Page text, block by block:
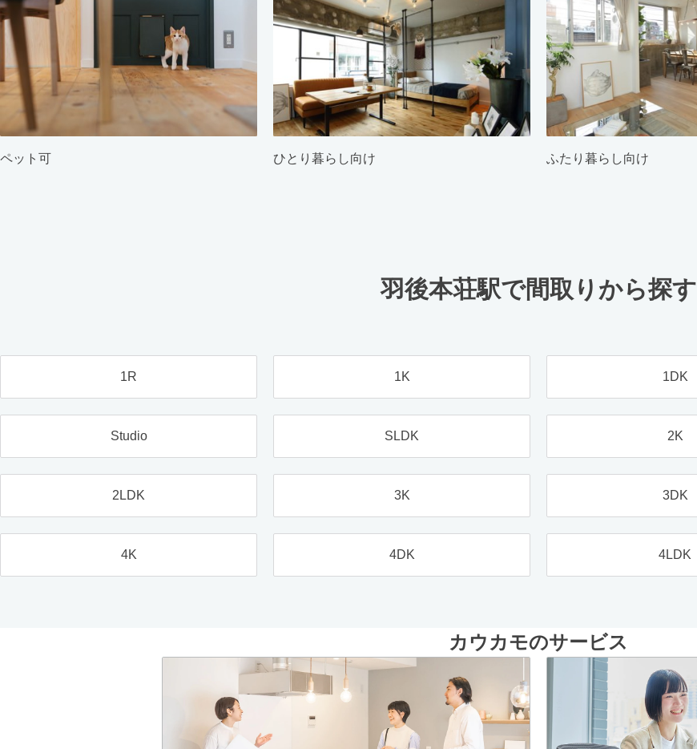
ペット可 ひとり暮らし向け ふたり暮らし向け
羽後本荘駅で間取りから探す
1R 1K 1DK
Studio SLDK 2K
2LDK 3K 3DK
4K 4DK 4LDK
カウカモのサービス